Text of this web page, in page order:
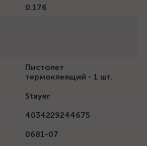
0.176
Пистолет
термоклеящий - 1 шт.
Stayer
4034229244675
0681-07